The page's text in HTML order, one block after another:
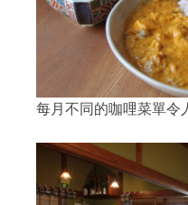
每月不同的咖哩菜單令